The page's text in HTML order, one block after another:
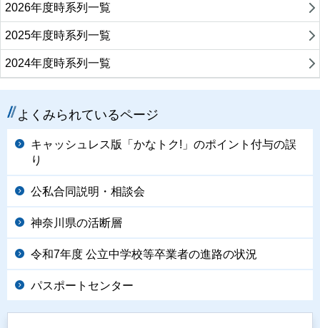
2026年度時系列一覧
2025年度時系列一覧
2024年度時系列一覧
よくみられているページ
キャッシュレス版「かなトク!」のポイント付与の誤
り
公私合同説明・相談会
神奈川県の活断層
令和7年度 公立中学校等卒業者の進路の状況
パスポートセンター